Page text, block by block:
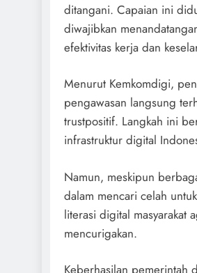
ditangani. Capaian ini
diwajibkan
efektivitas kerja dan
Menurut Kemkomdigi,
pengawasan langsung
trustpositif. Langkah ini
infrastruktur digital
Namun, meskipun
dalam mencari celah
literasi digital masyarakat
mencurigakan.